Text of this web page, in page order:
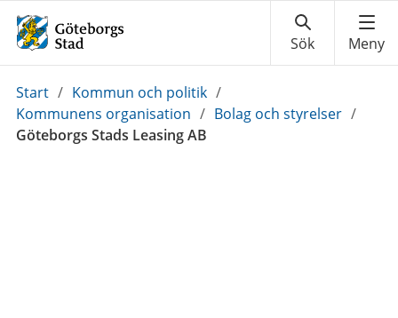
Du
är
här:
Start / Kommun och politik /
Kommunens organisation / Bolag och styrelser /
Göteborgs Stads Leasing AB